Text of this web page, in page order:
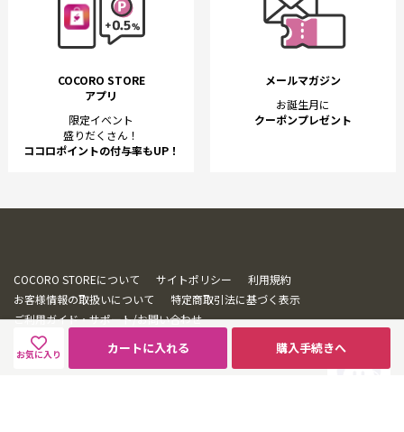
購入手続きへ
カートに入れる
お気に入り
COCORO STORE
アプリ
限定イベント
盛りだくさん！
ココロポイントの付与率もUP！
メールマガジン
お誕生月に
クーポンプレゼント
COCORO STOREについて サイトポリシー
利用規約
お客様情報の取扱いについて
特定商取引法に基づく表示
ご利用ガイド・サポート/お問い合わせ